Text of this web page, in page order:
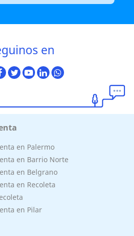
en
en Palermo
en Barrio Norte
en Belgrano
en Recoleta
en Pilar